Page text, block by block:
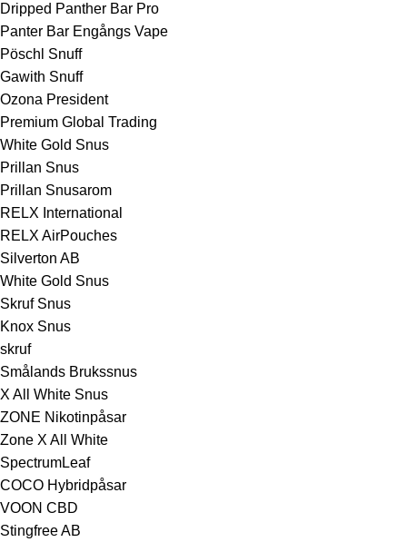
Dripped Panther Bar Pro
Panter Bar Engångs Vape
Pöschl Snuff
Gawith Snuff
Ozona President
Premium Global Trading
White Gold Snus
Prillan Snus
Prillan Snusarom
RELX International
RELX AirPouches
Silverton AB
White Gold Snus
Skruf Snus
Knox Snus
skruf
Smålands Brukssnus
X All White Snus
ZONE Nikotinpåsar
Zone X All White
SpectrumLeaf
COCO Hybridpåsar
VOON CBD
Stingfree AB